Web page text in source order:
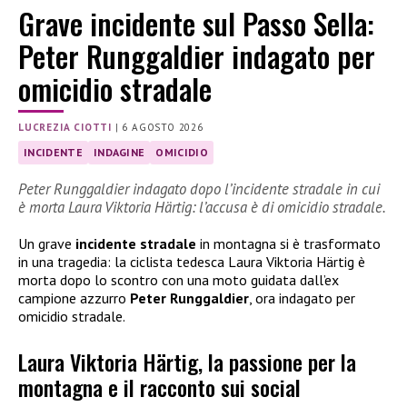
Grave incidente sul Passo Sella:
Peter Runggaldier indagato per
omicidio stradale
LUCREZIA CIOTTI | 6 AGOSTO 2026
INCIDENTE INDAGINE OMICIDIO
Peter Runggaldier indagato dopo l’incidente stradale in cui
è morta Laura Viktoria Härtig: l’accusa è di omicidio stradale.
Un grave incidente stradale in montagna si è trasformato
in una tragedia: la ciclista tedesca Laura Viktoria Härtig è
morta dopo lo scontro con una moto guidata dall’ex
campione azzurro Peter Runggaldier , ora indagato per
omicidio stradale.
Laura Viktoria Härtig, la passione per la
montagna e il racconto sui social